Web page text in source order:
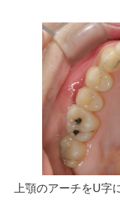
上顎のアーチをU字